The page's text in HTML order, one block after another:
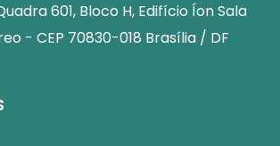
601, Bloco H, Edifício Íon Sala
- CEP 70830-018 Brasília / DF